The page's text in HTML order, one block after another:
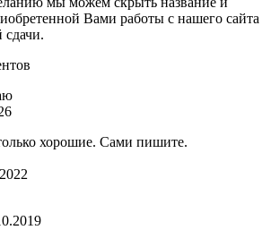
Вами работы с нашего сайта
хорошие. Сами пишите.